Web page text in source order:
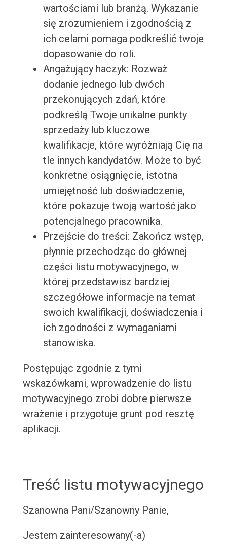
wartościami lub branżą. Wykazanie
się zrozumieniem i zgodnością z
ich celami pomaga podkreślić twoje
dopasowanie do roli.
Angażujący haczyk: Rozważ
dodanie jednego lub dwóch
przekonujących zdań, które
podkreślą Twoje unikalne punkty
sprzedaży lub kluczowe
kwalifikacje, które wyróżniają Cię na
tle innych kandydatów. Może to być
konkretne osiągnięcie, istotna
umiejętność lub doświadczenie,
które pokazuje twoją wartość jako
potencjalnego pracownika.
Przejście do treści: Zakończ wstęp,
płynnie przechodząc do głównej
części listu motywacyjnego, w
której przedstawisz bardziej
szczegółowe informacje na temat
swoich kwalifikacji, doświadczenia i
ich zgodności z wymaganiami
stanowiska.
Postępując zgodnie z tymi
wskazówkami, wprowadzenie do listu
motywacyjnego zrobi dobre pierwsze
wrażenie i przygotuje grunt pod resztę
aplikacji.
Treść listu motywacyjnego
Szanowna Pani/Szanowny Panie,
Jestem zainteresowany(-a)